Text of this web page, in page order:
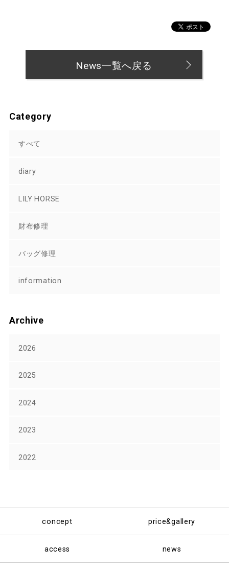
News一覧へ戻る
Category
すべて
diary
LILY HORSE
財布修理
バッグ修理
information
Archive
2026
2025
2024
2023
2022
concept price&gallery
access news